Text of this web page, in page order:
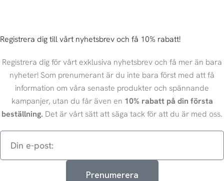
Registrera dig till vårt nyhetsbrev och få 10% rabatt!
Registrera dig för vårt exklusiva nyhetsbrev och få mer än bara
nyheter! Som prenumerant är du inte bara först med att få
information om våra senaste produkter och spännande
kampanjer, utan du får även en 10% rabatt på din första
beställning. Det är vårt sätt att säga tack för att du är med oss.
Din
Prenumerera